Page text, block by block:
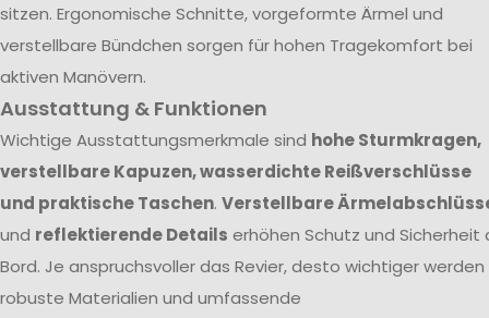
sitzen. Ergonomische Schnitte, vorgeformte Ärmel und
verstellbare Bündchen sorgen für hohen Tragekomfort bei
aktiven Manövern.
Ausstattung & Funktionen
Wichtige Ausstattungsmerkmale sind hohe Sturmkragen,
verstellbare Kapuzen, wasserdichte Reißverschlüsse
und praktische Taschen. Verstellbare
und reflektierende Details erhöhen Schutz und Sicherheit
Bord. Je anspruchsvoller das Revier, desto wichtiger werden
robuste Materialien und umfassende